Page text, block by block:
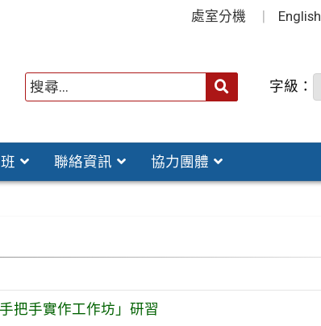
處室分機 English
字級：
聯絡資訊 協力團體
把手實作工作坊」研習